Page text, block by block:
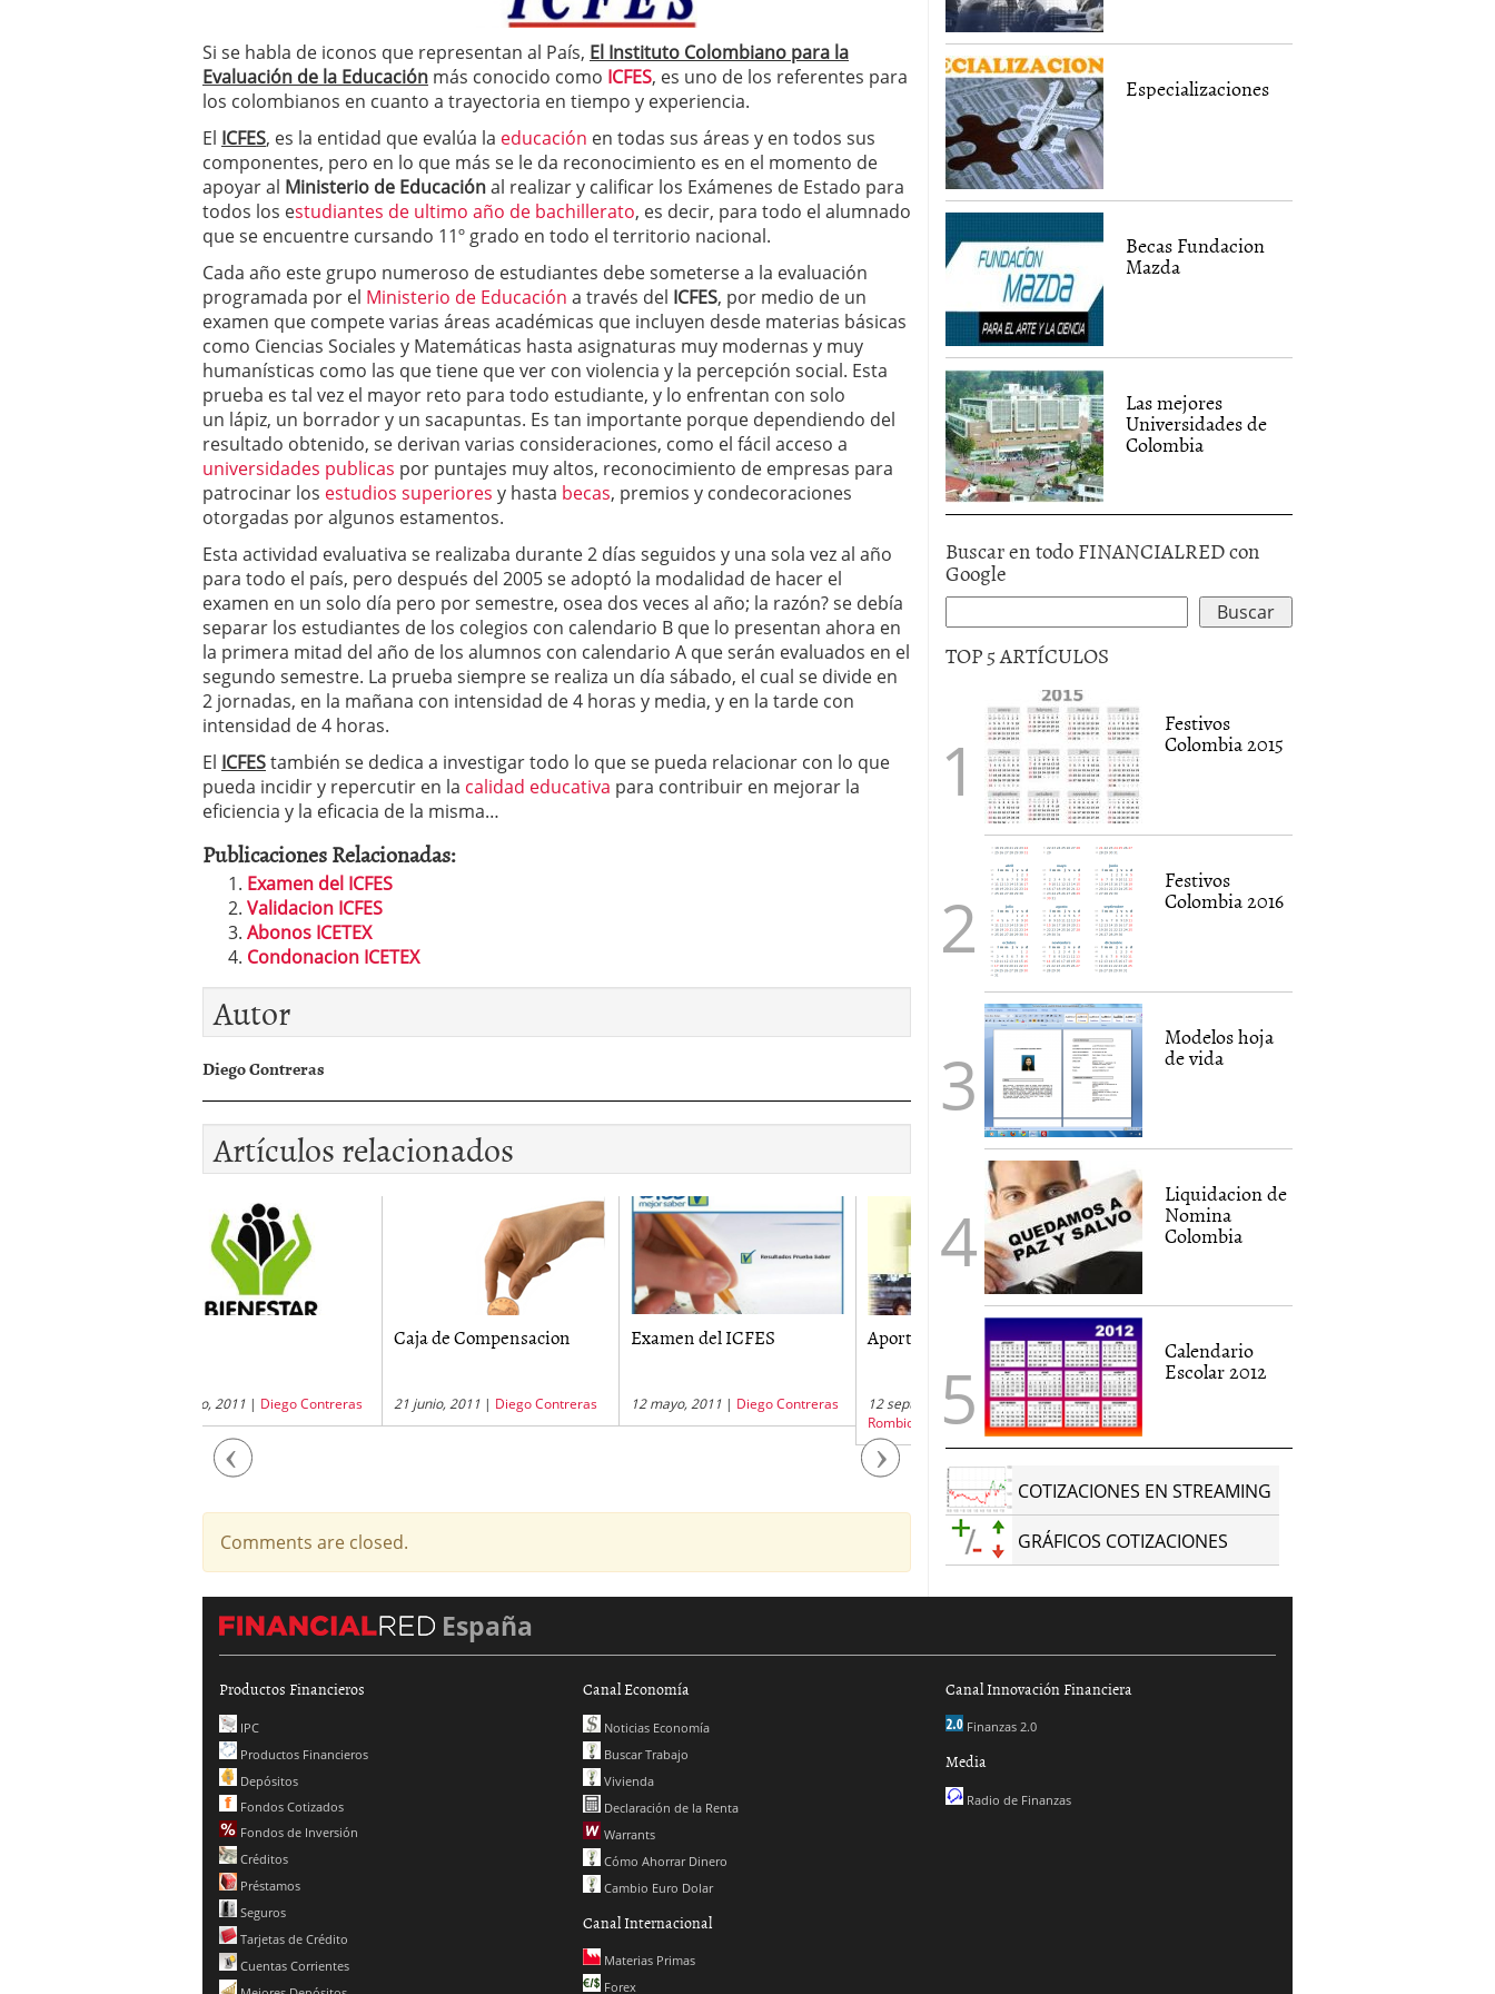
Si se habla de iconos que representan al País, El Instituto Colombiano para la
Evaluación de la Educación más conocido como ICFES, es uno de los referentes para
los colombianos en cuanto a trayectoria en tiempo y experiencia.
El ICFES, es la entidad que evalúa la educación en todas sus áreas y en todos sus
componentes, pero en lo que más se le da reconocimiento es en el momento de
apoyar al Ministerio de Educaciónal realizar y calificar los Exámenes de Estado para
todos los estudiantes de ultimo año de bachillerato, es decir, para todo el alumnado
que se encuentre cursando 11º grado en todo el territorio nacional.
Cada año este grupo numeroso de estudiantes debe someterse a la evaluación
programada por el Ministerio de Educación a través del ICFES, por medio de un
examen que compete varias áreas académicas que incluyen desde materias básicas
como Ciencias Sociales y Matemáticas hasta asignaturas muy modernas y muy
humanísticas como las que tiene que ver con violencia y la percepción social. Esta
prueba es tal vez el mayor reto para todo estudiante, y lo enfrentan con solo
un lápiz, un borrador y un sacapuntas. Es tan importante porque dependiendo del
resultado obtenido, se derivan varias consideraciones, como el fácil acceso a
universidades publicas por puntajes muy altos, reconocimiento de empresas para
patrocinar los estudios superiores y hasta becas, premios y condecoraciones
otorgadas por algunos estamentos.
Esta actividad evaluativa se realizaba durante 2 días seguidos y una sola vez al año
para todo el país, pero después del 2005 se adoptó la modalidad de hacer el
examen en un solo día pero por semestre, osea dos veces al año; la razón? se debía
separar los estudiantes de los colegios con calendario B que lo presentan ahora en
la primera mitad del año de los alumnos con calendario A que serán evaluados en el
segundo semestre. La prueba siempre se realiza un día sábado, el cual se divide en
2 jornadas, en la mañana con intensidad de 4 horas y media, y en la tarde con
intensidad de 4 horas.
El ICFEStambién se dedica a investigar todo lo que se pueda relacionar con lo que
pueda incidir y repercutir en la calidad educativa para contribuir en mejorar la
eficiencia y la eficacia de la misma…
Publicaciones Relacionadas:
Examen del ICFES
Validacion ICFES
Abonos ICETEX
Condonacion ICETEX
Autor
Diego Contreras
Artículos relacionados
Previous
21 junio, 2011|Diego Contreras
Examen del ICFES
12 mayo, 2011|Diego Contreras
Aportes al ICBF
12 septiembre, 2011|Nicolas
Rombiola
Jornada laboral en
Colombia
6 diciembre, 2012|Mirta G.
Casale
Pagos al ICBF
Next
Comments are closed.
Especializaciones
Becas Fundacion
Mazda
Las mejores
Universidades de
Colombia
Buscar en todo FINANCIALRED con
Google
TOP 5 ARTÍCULOS
Festivos
Colombia 2015
Festivos
Colombia 2016
Modelos hoja
de vida
Liquidacion de
Nomina
Colombia
Calendario
Escolar 2012
COTIZACIONES EN STREAMING
GRÁFICOS COTIZACIONES
España
Productos Financieros
IPC
Productos Financieros
Depósitos
Fondos Cotizados
Fondos de Inversión
Créditos
Préstamos
Seguros
Tarjetas de Crédito
Cuentas Corrientes
Canal Economía
Noticias Economía
Buscar Trabajo
Vivienda
Declaración de la Renta
Warrants
Cómo Ahorrar Dinero
Cambio Euro Dolar
Canal Internacional
Materias Primas
Forex
Canal Innovación Financiera
Finanzas 2.0
Media
Radio de Finanzas